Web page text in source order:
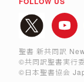
聖書 新共同訳
©共同訳聖書実行
©日本聖書協会